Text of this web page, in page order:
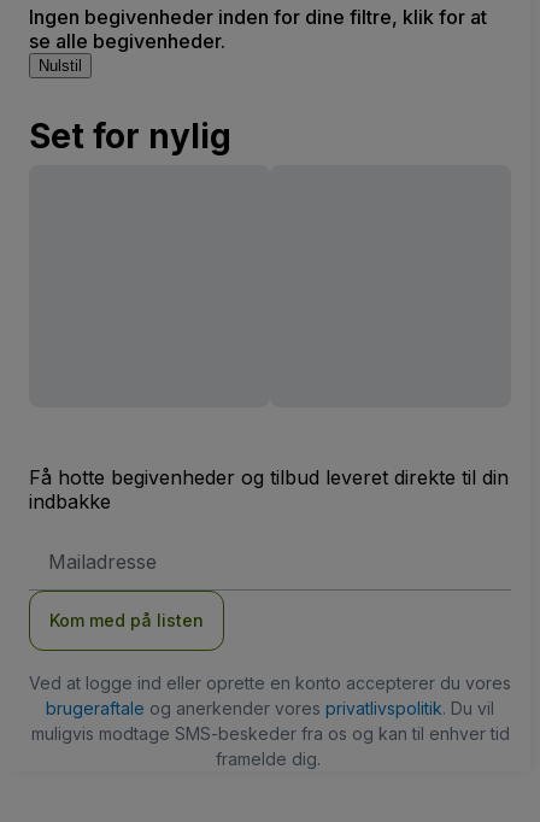
Ingen begivenheder inden for dine filtre, klik for at
se alle begivenheder.
Nulstil
Set for nylig
Få hotte begivenheder og tilbud leveret direkte til din
indbakke
adresse
Kom med på listen
Ved at logge ind eller oprette en konto accepterer du vores
brugeraftale og anerkender vores privatlivspolitik. Du vil
muligvis modtage SMS-beskeder fra os og kan til enhver tid
framelde dig.